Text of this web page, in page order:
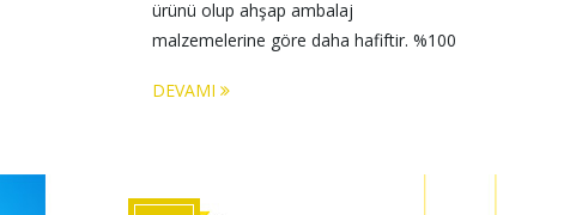
ürünü olup ahşap ambalaj
malzemelerine göre daha hafiftir. %100
DEVAMI